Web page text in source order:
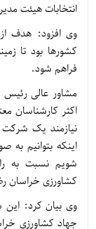
انتخابات هیئت
وی افزود: هدف
کشورها بود تا
فراهم شود.
مشاور عالی
اکثر کارشناسان
نیازمند یک
اینکه بتوانیم به
شویم نسبت به
کشاورزی خراسان
وی بیان کرد:
جهاد کشاورزی